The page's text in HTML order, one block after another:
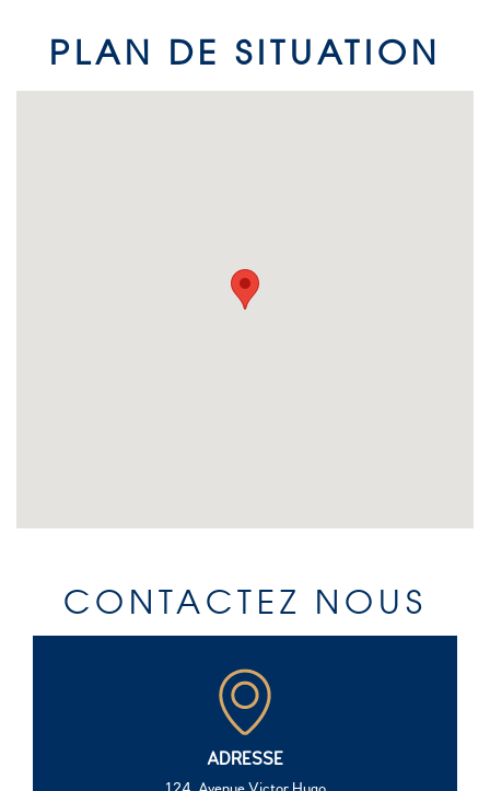
PLAN DE SITUATION
CONTACTEZ NOUS
ADRESSE